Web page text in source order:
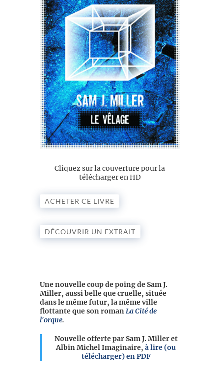
Cliquez sur la couverture pour la
télécharger en HD
ACHETER CE LIVRE
DÉCOUVRIR UN EXTRAIT
Une nouvelle coup de poing de Sam J.
Miller, aussi belle que cruelle, située
dans le même futur, la même ville
flottante que son romanLa Cité de
l'orque.
Nouvelle offerte par Sam J. Miller et
Albin Michel Imaginaire,à lire (ou
télécharger) en PDF